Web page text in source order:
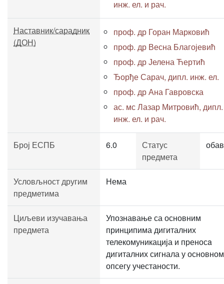
инж. ел. и рач.
Наставник/сарадник
(ДОН)
проф. др Горан Марковић
проф. др Весна Благојевић
проф. др Јелена Ћертић
Ђорђе Сарач, дипл. инж. ел.
проф. др Ана Гавровска
ас. мс Лазар Митровић, дипл.
инж. ел. и рач.
Број ЕСПБ 6.0
Статус
предмета
Условљност другим
предметима
Нема
Циљеви изучавања
предмета
Упознавање са основним
принципима дигиталних
телекомуникација и преносa
дигиталних сигнала у основном
опсегу учестаности.